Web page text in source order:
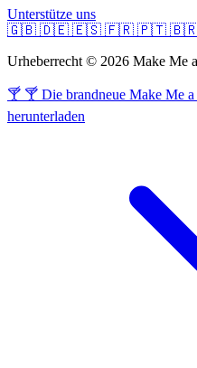
Unterstütze uns
🇬🇧 🇩🇪 🇪🇸 🇫🇷 🇵🇹
Urheberrecht © 2026 Make Me
🍸 🍸 Die brandneue Make Me
herunterladen